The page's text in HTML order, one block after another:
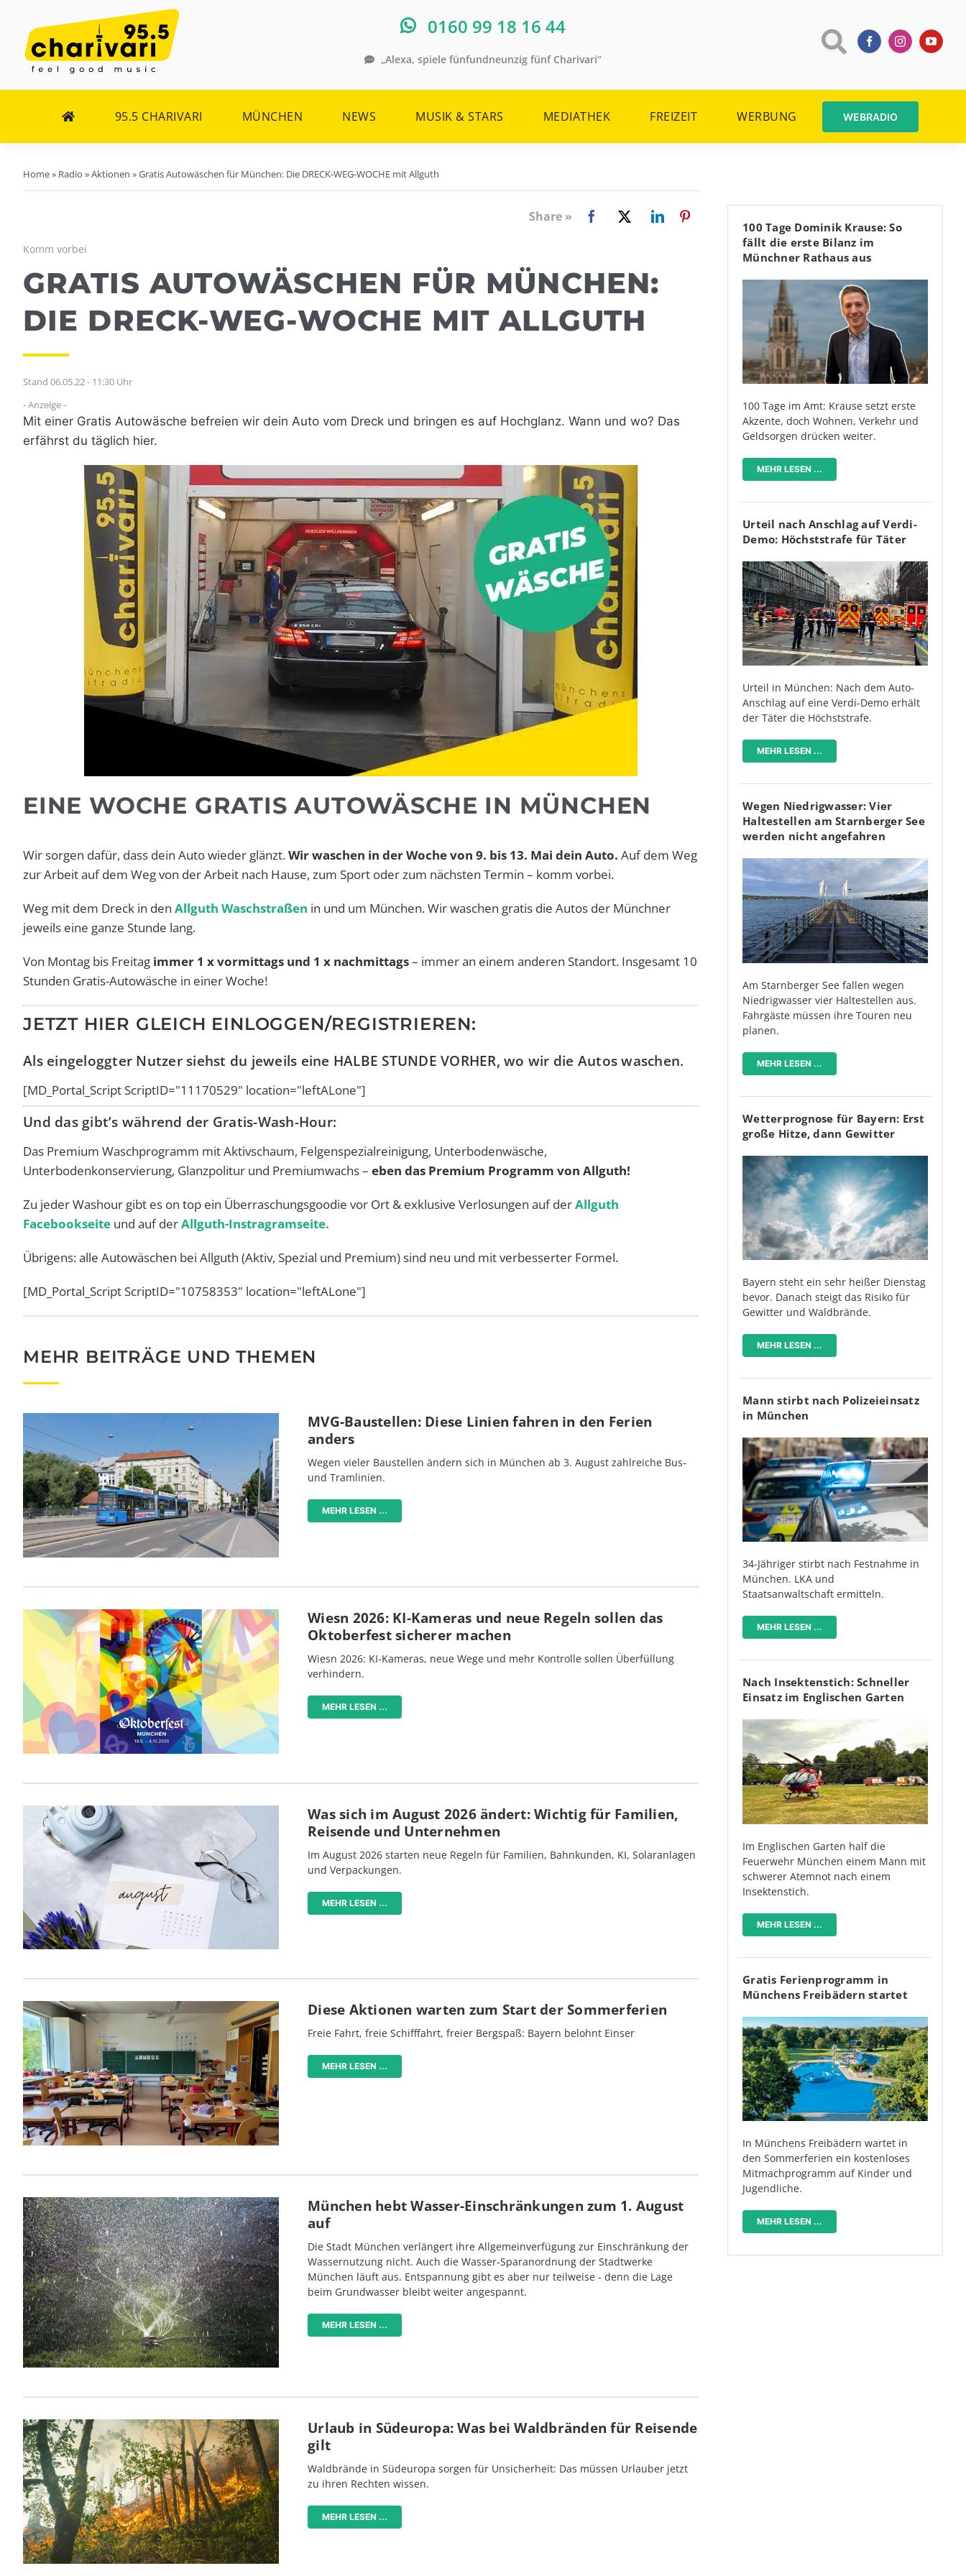
Inhalt
springen
0160 99 18 16 44
„Alexa, spiele fünfundneunzig fünf Charivari“
95.5 CHARIVARI MÜNCHEN NEWS MUSIK & STARS MEDIATHEK FREIZEIT WERBUNG WEBRADIO
Home» Radio »Aktionen »Gratis Autowäschen für München: Die DRECK-WEG-WOCHE mit Allguth
Share »
Komm vorbei
GRATIS AUTOWÄSCHEN FÜR MÜNCHEN:
DIE DRECK-WEG-WOCHE MIT ALLGUTH
Stand 06.05.22 - 11:30 Uhr
- Anzeige -
Mit einer Gratis Autowäsche befreien wir dein Auto vom Dreck und bringen es auf Hochglanz. Wann und wo? Das
erfährst du täglich hier.
EINE WOCHE GRATIS AUTOWÄSCHE IN MÜNCHEN
Wir sorgen dafür, dass dein Auto wieder glänzt.Wir waschen in der Woche von 9. bis 13. Mai dein Auto. Auf dem Weg
zur Arbeit auf dem Weg von der Arbeit nach Hause, zum Sport oder zum nächsten Termin – komm vorbei.
Weg mit dem Dreck in den Allguth Waschstraßen in und um München. Wir waschen gratis die Autos der Münchner
jeweils eine ganze Stunde lang.
Von Montag bis Freitag immer 1 x vormittags und 1 x nachmittags– immer an einem anderen Standort. Insgesamt 10
Stunden Gratis-Autowäsche in einer Woche!
JETZT HIER GLEICH EINLOGGEN/REGISTRIEREN:
Als eingeloggter Nutzer siehst du jeweils eine HALBE STUNDE VORHER, wo wir die Autos waschen.
[MD_Portal_Script ScriptID="11170529" location="leftALone"]
Und das gibt’s während der Gratis-Wash-Hour:
Das Premium Waschprogramm mit Aktivschaum, Felgenspezialreinigung, Unterbodenwäsche,
Unterbodenkonservierung, Glanzpolitur und Premiumwachs – eben das Premium Programm von Allguth!
Zu jeder Washour gibt es on top ein Überraschungsgoodie vor Ort & exklusive Verlosungen auf derAllguth
Facebookseite und auf derAllguth-Instragramseite.
Übrigens: alle Autowäschen bei Allguth (Aktiv, Spezial und Premium) sind neu und mit verbesserter Formel.
[MD_Portal_Script ScriptID="10758353" location="leftALone"]
MEHR BEITRÄGE UND THEMEN
MVG-Baustellen: Diese Linien fahren in den Ferien
anders
Wegen vieler Baustellen ändern sich in München ab 3. August zahlreiche Bus-
und Tramlinien.
MEHR LESEN ...
Wiesn 2026: KI-Kameras und neue Regeln sollen das
Oktoberfest sicherer machen
Wiesn 2026: KI-Kameras, neue Wege und mehr Kontrolle sollen Überfüllung
verhindern.
MEHR LESEN ...
Was sich im August 2026 ändert: Wichtig für Familien,
Reisende und Unternehmen
Im August 2026 starten neue Regeln für Familien, Bahnkunden, KI, Solaranlagen
und Verpackungen.
MEHR LESEN ...
Diese Aktionen warten zum Start der Sommerferien
Freie Fahrt, freie Schifffahrt, freier Bergspaß: Bayern belohnt Einser
MEHR LESEN ...
München hebt Wasser-Einschränkungen zum 1. August
auf
Die Stadt München verlängert ihre Allgemeinverfügung zur Einschränkung der
Wassernutzung nicht. Auch die Wasser-Sparanordnung der Stadtwerke
München läuft aus. Entspannung gibt es aber nur teilweise - denn die Lage
beim Grundwasser bleibt weiter angespannt.
MEHR LESEN ...
Urlaub in Südeuropa: Was bei Waldbränden für Reisende
gilt
Waldbrände in Südeuropa sorgen für Unsicherheit: Das müssen Urlauber jetzt
zu ihren Rechten wissen.
MEHR LESEN ...
100 Tage Dominik Krause: So
fällt die erste Bilanz im
Münchner Rathaus aus
100 Tage im Amt: Krause setzt erste
Akzente, doch Wohnen, Verkehr und
Geldsorgen drücken weiter.
MEHR LESEN ...
Urteil nach Anschlag auf Verdi-
Demo: Höchststrafe für Täter
Urteil in München: Nach dem Auto-
Anschlag auf eine Verdi-Demo erhält
der Täter die Höchststrafe.
MEHR LESEN ...
Wegen Niedrigwasser: Vier
Haltestellen am Starnberger See
werden nicht angefahren
Am Starnberger See fallen wegen
Niedrigwasser vier Haltestellen aus.
Fahrgäste müssen ihre Touren neu
planen.
MEHR LESEN ...
Wetterprognose für Bayern: Erst
große Hitze, dann Gewitter
Bayern steht ein sehr heißer Dienstag
bevor. Danach steigt das Risiko für
Gewitter und Waldbrände.
MEHR LESEN ...
Mann stirbt nach Polizeieinsatz
in München
34-Jähriger stirbt nach Festnahme in
München. LKA und
Staatsanwaltschaft ermitteln.
MEHR LESEN ...
Nach Insektenstich: Schneller
Einsatz im Englischen Garten
Im Englischen Garten half die
Feuerwehr München einem Mann mit
schwerer Atemnot nach einem
Insektenstich.
MEHR LESEN ...
Gratis Ferienprogramm in
Münchens Freibädern startet
In Münchens Freibädern wartet in
den Sommerferien ein kostenloses
Mitmachprogramm auf Kinder und
Jugendliche.
MEHR LESEN ...